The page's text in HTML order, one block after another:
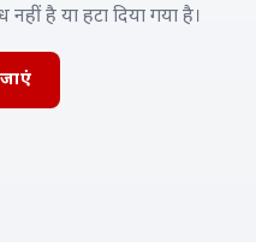
है या हटा दिया गया है।